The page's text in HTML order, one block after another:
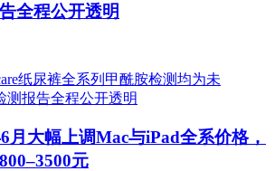
全程公开透明
月大幅上调Mac与iPad全系价格，
元